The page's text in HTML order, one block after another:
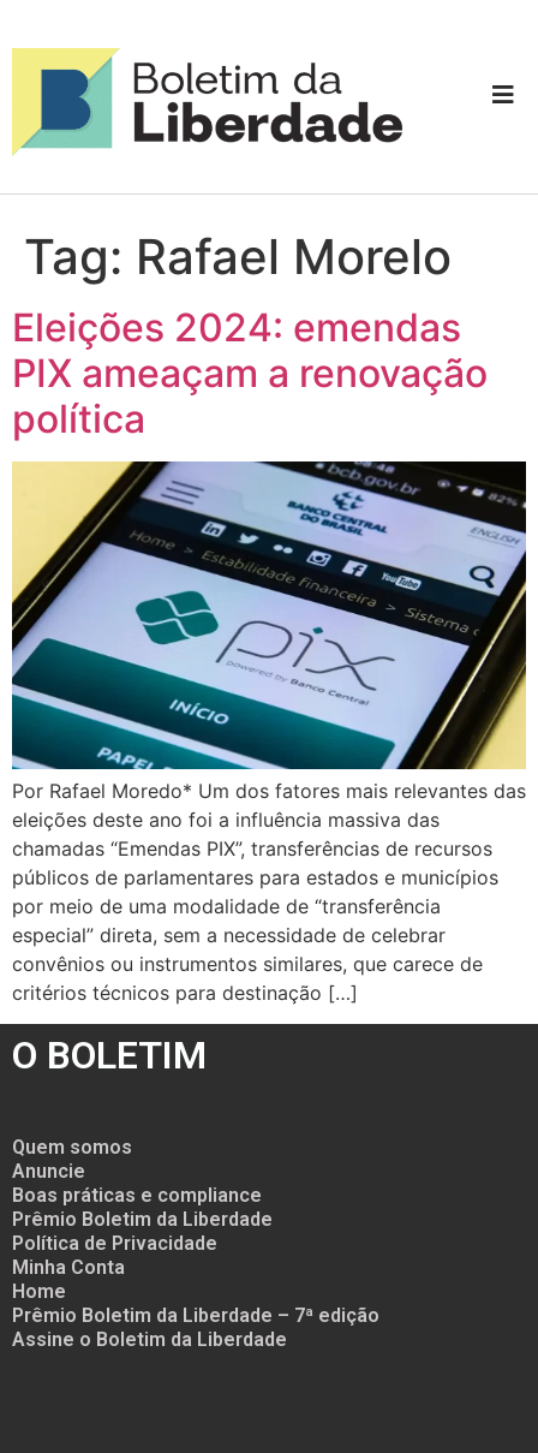
Tag: Rafael Morelo
Eleições 2024: emendas
PIX ameaçam a renovação
política
Por Rafael Moredo* Um dos fatores mais relevantes das
eleições deste ano foi a influência massiva das
chamadas “Emendas PIX”, transferências de recursos
públicos de parlamentares para estados e municípios
por meio de uma modalidade de “transferência
especial” direta, sem a necessidade de celebrar
convênios ou instrumentos similares, que carece de
critérios técnicos para destinação […]
O BOLETIM
Quem somos
Anuncie
Boas práticas e compliance
Prêmio Boletim da Liberdade
Política de Privacidade
Minha Conta
Home
Prêmio Boletim da Liberdade – 7ª edição
Assine o Boletim da Liberdade